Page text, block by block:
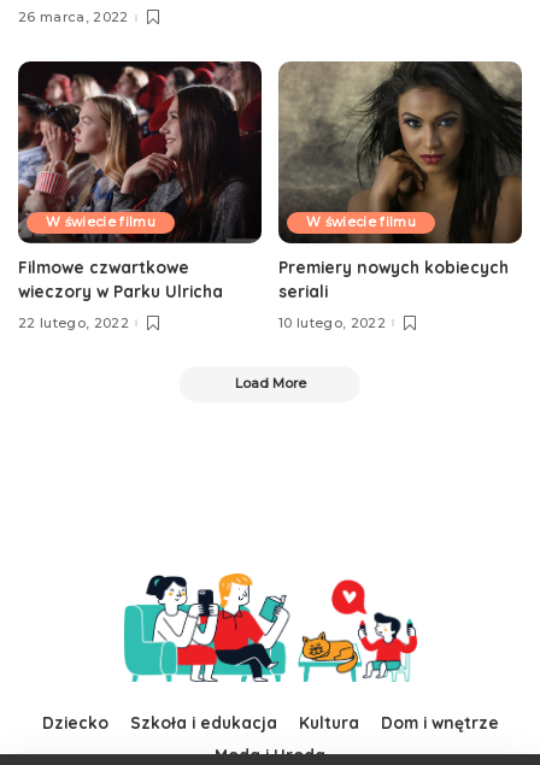
26 marca, 2022
W świecie filmu
Filmowe czwartkowe
wieczory w Parku Ulricha
22 lutego, 2022
W świecie filmu
Premiery nowych kobiecych
seriali
10 lutego, 2022
Load More
Dziecko Szkoła i edukacja Kultura
Dom i wnętrze
Moda i Uroda